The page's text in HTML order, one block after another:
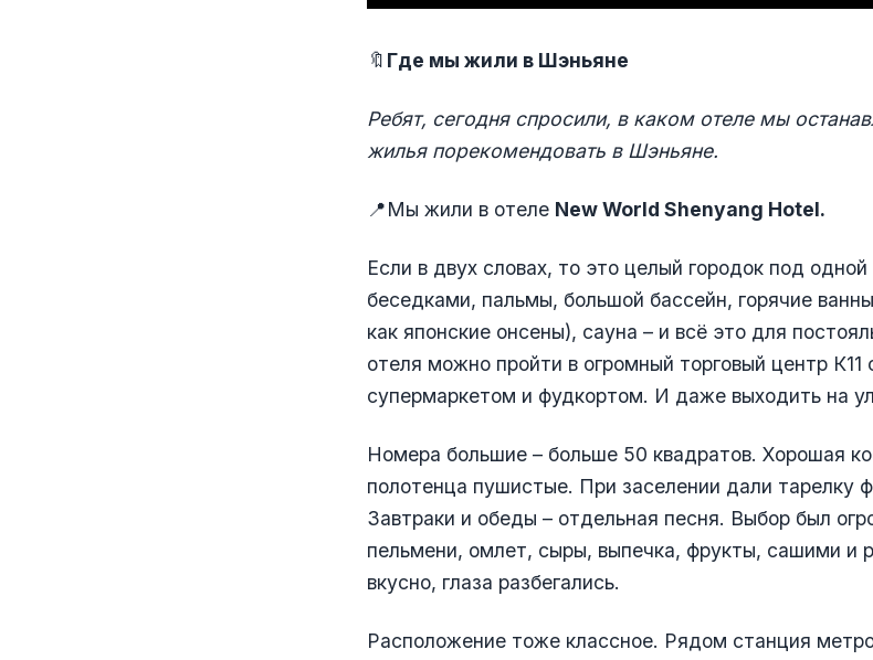
🔖 Где мы жили в Шэньяне
Ребят, сегодня спросили, в каком отеле мы
жилья порекомендовать в Шэньяне.
📍Мы жили в отеле New World Shenyang Hotel.
Если в двух словах, то это целый городок под
беседками, пальмы, большой бассейн, горячие
как японские онсены), сауна – и всё это для
отеля можно пройти в огромный торговый центр К11
супермаркетом и фудкортом. И даже выходить на
Номера большие – больше 50 квадратов. Хорошая
полотенца пушистые. При заселении дали тарелку
Завтраки и обеды – отдельная песня. Выбор был
пельмени, омлет, сыры, выпечка, фрукты, сашими и
вкусно, глаза разбегались.
Расположение тоже классное. Рядом станция